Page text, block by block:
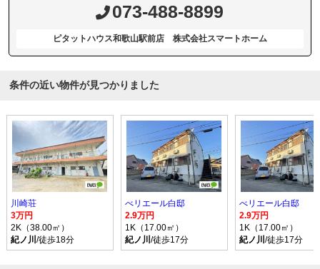
073-488-8899
ピタットハウス和歌山駅前店 株式会社スマートホーム
条件の近い物件が見つかりました
川崎荘
3万円
2K（38.00㎡）
紀ノ川 /徒歩18分
べリエール白邸
2.9万円
1K（17.00㎡）
紀ノ川 /徒歩17分
べリエール白邸
2.9万円
1K（17.00㎡）
紀ノ川 /徒歩17分